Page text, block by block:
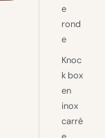
e
rond
e
Knoc
k box
en
inox
carré